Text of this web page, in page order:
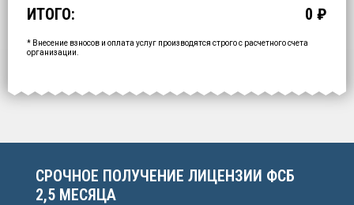
срок: 2.5 месяца
срок: 2 недели
срок: 2 недели
срок: 2 недели
срок: 2 месяца
Промежуточный итог:
15000 ₽
Ваша персональна скидка
-15000
ИТОГО: 0 ₽
* Внесение взносов и оплата услуг производятся строго с расчетного счета
организации.
ОФОРМИТЬ ЗА 1 ДЕНЬ
СРОЧНОЕ ПОЛУЧЕНИЕ ЛИЦЕНЗИИ ФСБ
2,5 МЕСЯЦА